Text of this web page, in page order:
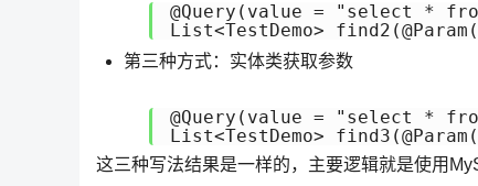
@Query(value = "select *
第三种方式：实体类获取参数
@Query(value = "select *
这三种写法结果是一样的，主要逻辑就是使用